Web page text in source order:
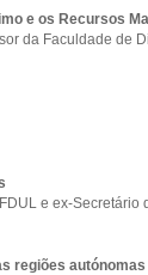
e os Recursos
da Faculdade de
e ex-
regiões